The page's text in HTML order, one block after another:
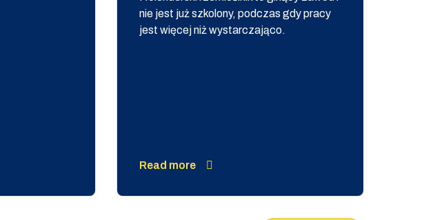
nie jest już szkolony, podczas gdy pracy
jest więcej niż wystarczająco.
Read more